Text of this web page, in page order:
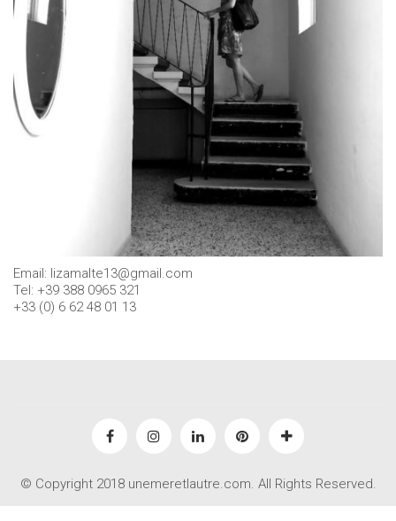
Email: lizamalte13@gmail.com
Tel: +39 388 0965 321
+33 (0) 6 62 48 01 13
© Copyright 2018 unemeretlautre.com. All Rights Reserved.